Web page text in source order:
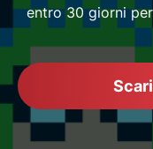
entro 30 giorni